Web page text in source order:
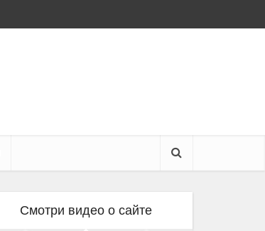
Смотри видео о сайте